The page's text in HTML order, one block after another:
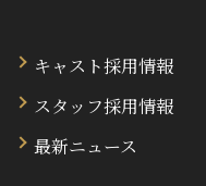
キャスト採用情報
スタッフ採用情報
最新ニュース